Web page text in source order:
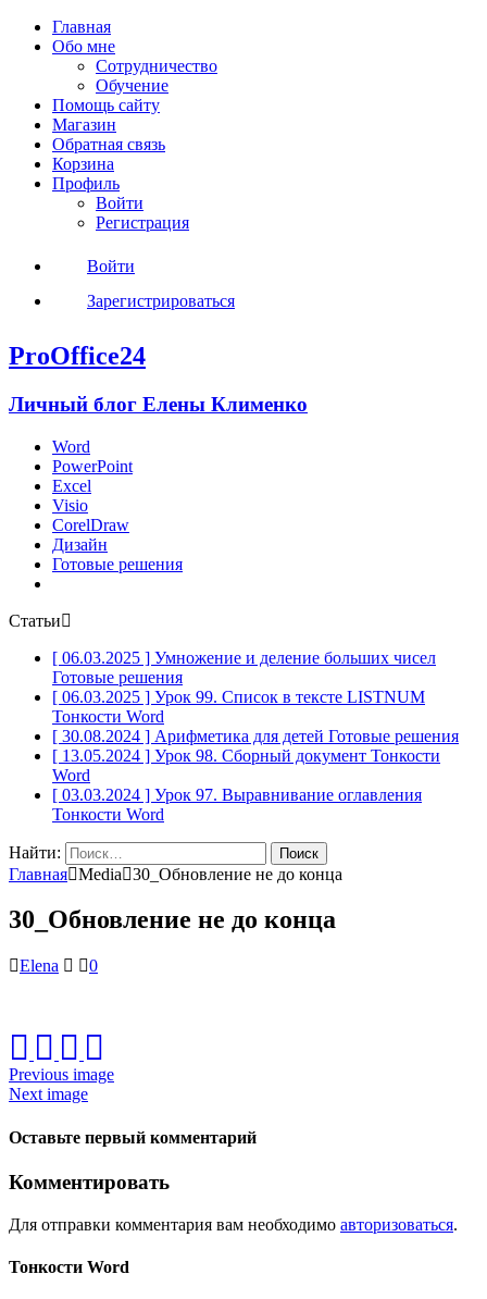
Главная
Обо мне
Сотрудничество
Обучение
Помощь сайту
Магазин
Обратная связь
Корзина
Профиль
Войти
Регистрация
Войти
Зарегистрироваться
ProOffice24
Личный блог Елены Клименко
Word
PowerPoint
Excel
Visio
CorelDraw
Дизайн
Готовые решения
Статьи
[ 06.03.2025 ] Умножение и деление больших чисел
Готовые решения
[ 06.03.2025 ] Урок 99. Список в тексте LISTNUM
Тонкости Word
[ 30.08.2024 ] Арифметика для детей Готовые решения
[ 13.05.2024 ] Урок 98. Сборный документ Тонкости
Word
[ 03.03.2024 ] Урок 97. Выравнивание оглавления
Тонкости Word
Найти:
Главная Media 30_Обновление не до конца
30_Обновление не до конца
Elena 0
Previous image
Next image
Оставьте первый комментарий
Комментировать
Для отправки комментария вам необходимо авторизоваться.
Тонкости Word